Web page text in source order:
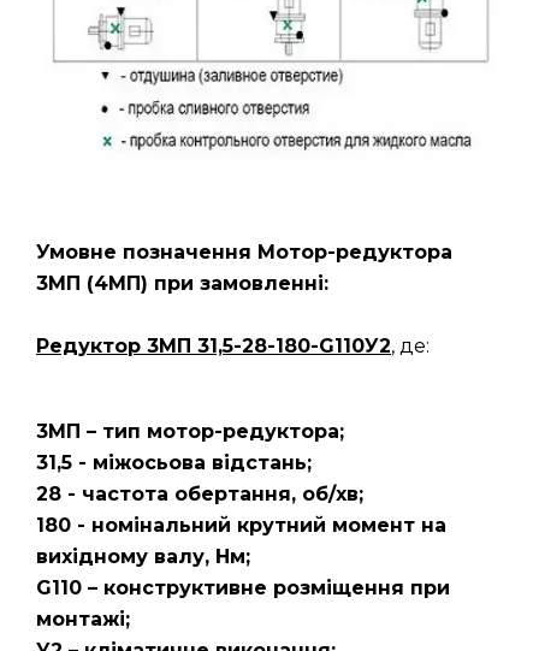
Умовне позначення Мотор-редуктора
3МП (4МП) при замовленні:
Редуктор 3МП 31,5-28-180-G110У2, де:
3МП – тип мотор-редуктора;
31,5 - міжосьова відстань;
28 - частота обертання, об/хв;
180 - номінальний крутний момент на
вихідному валу, Нм;
G110 – конструктивне розміщення при
монтажі;